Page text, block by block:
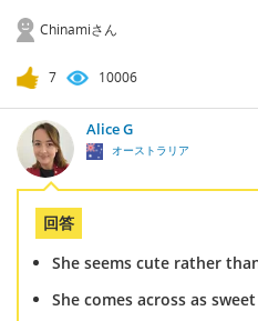
Chinamiさん
7 10006
Alice G
オーストラリア
回答
She seems cute rather
She comes across as